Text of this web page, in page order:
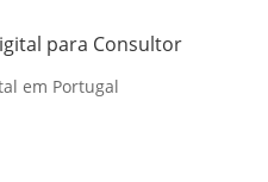
para Consultor
em Portugal